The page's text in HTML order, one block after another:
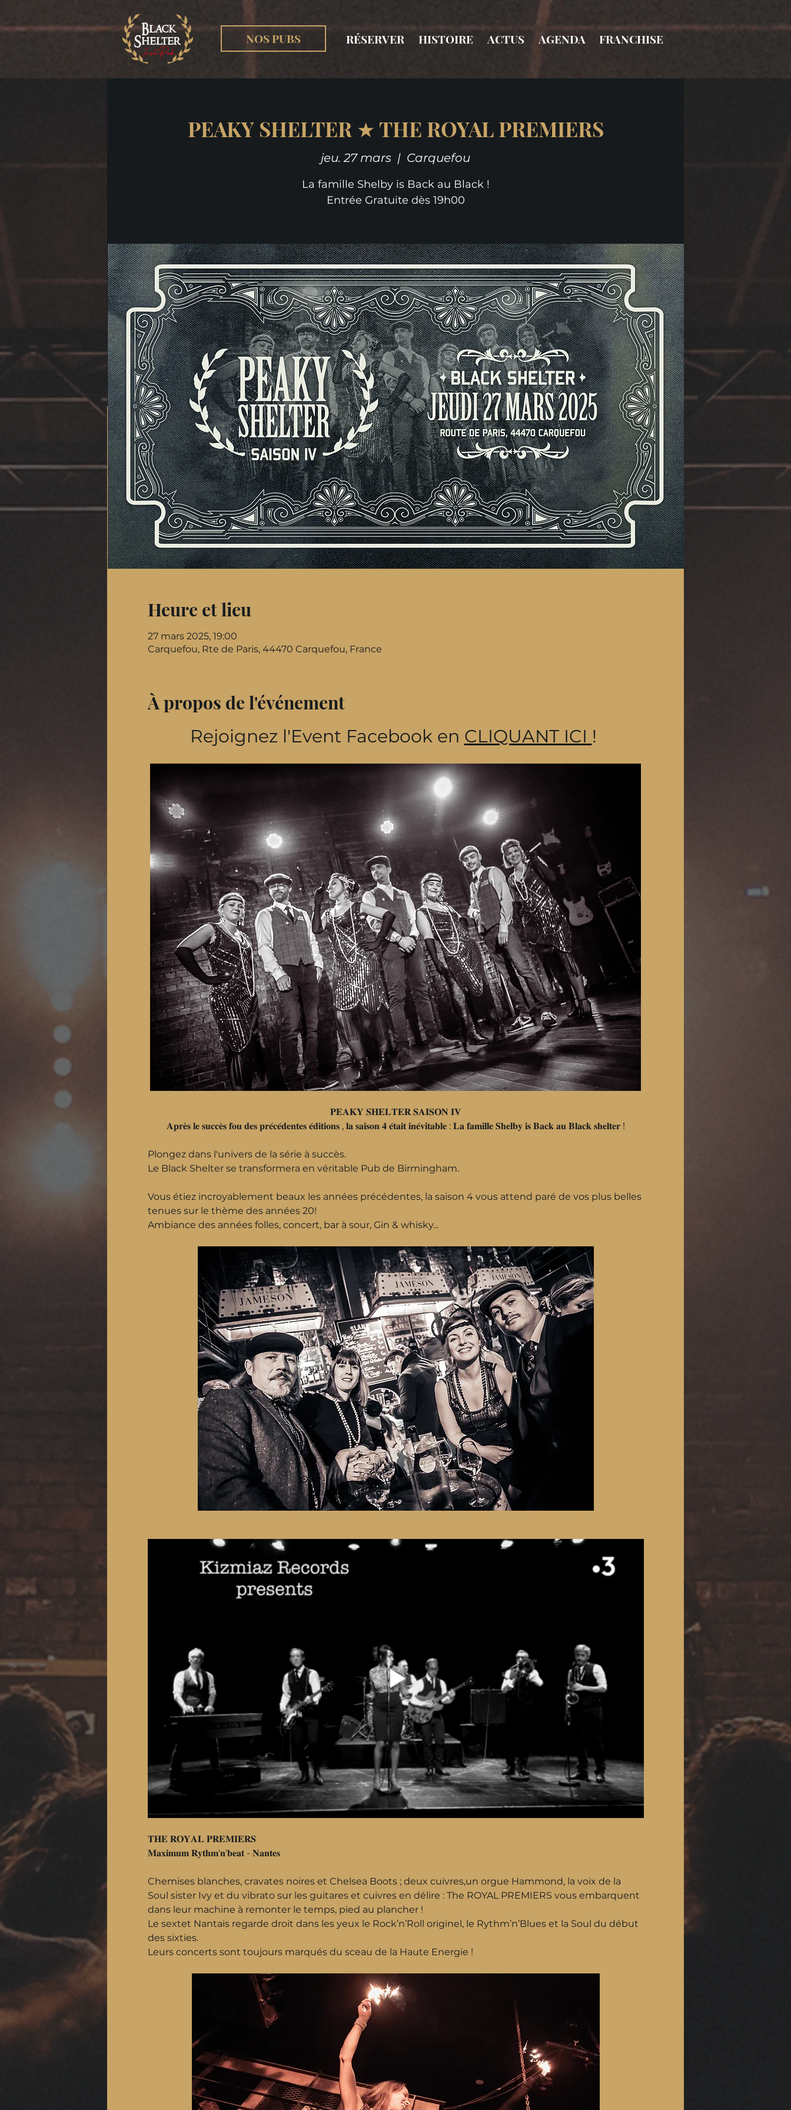
NOS PUBS RÉSERVER HISTOIRE ACTUS AGENDA FRANCHISE
PEAKY SHELTER ★ THE ROYAL PREMIERS
jeu. 27 mars
  |
Carquefou
La famille Shelby is Back au Black !
Entrée Gratuite dès 19h00
Heure et lieu
27 mars 2025, 19:00
Carquefou, Rte de Paris, 44470 Carquefou, France
À propos de l'événement
Rejoignez l'Event Facebook en CLIQUANT ICI !
𝐏𝐄𝐀𝐊𝐘 𝐒𝐇𝐄𝐋𝐓𝐄𝐑 𝐒𝐀𝐈𝐒𝐎𝐍 𝐈𝐕
𝐀𝐩𝐫𝐞̀𝐬 𝐥𝐞 𝐬𝐮𝐜𝐜𝐞̀𝐬 𝐟𝐨𝐮 𝐝𝐞𝐬 𝐩𝐫𝐞́𝐜𝐞́𝐝𝐞𝐧𝐭𝐞𝐬 𝐞́𝐝𝐢𝐭𝐢𝐨𝐧𝐬 , 𝐥𝐚 𝐬𝐚𝐢𝐬𝐨𝐧 𝟒 𝐞́𝐭𝐚𝐢𝐭 𝐢𝐧𝐞́𝐯𝐢𝐭𝐚𝐛𝐥𝐞 : 𝐋𝐚 𝐟𝐚𝐦𝐢𝐥𝐥𝐞 𝐒𝐡𝐞𝐥𝐛𝐲 𝐢𝐬 𝐁𝐚𝐜𝐤 𝐚𝐮 𝐁𝐥𝐚𝐜𝐤 𝐬𝐡𝐞𝐥𝐭𝐞𝐫 !
Plongez dans l'univers de la série à succès.
Le Black Shelter se transformera en véritable Pub de Birmingham.
Vous étiez incroyablement beaux les années précédentes, la saison 4 vous attend paré de vos plus belles
tenues sur le thème des années 20!
Ambiance des années folles, concert, bar à sour, Gin & whisky...
𝐓𝐇𝐄 𝐑𝐎𝐘𝐀𝐋 𝐏𝐑𝐄𝐌𝐈𝐄𝐑𝐒
𝐌𝐚𝐱𝐢𝐦𝐮𝐦 𝐑𝐲𝐭𝐡𝐦'𝐧'𝐛𝐞𝐚𝐭 - 𝐍𝐚𝐧𝐭𝐞𝐬
Chemises blanches, cravates noires et Chelsea Boots ; deux cuivres,un orgue Hammond, la voix de la
Soul sister Ivy et du vibrato sur les guitares et cuivres en délire : The ROYAL PREMIERS vous embarquent
dans leur machine à remonter le temps, pied au plancher !
Le sextet Nantais regarde droit dans les yeux le Rock’n’Roll originel, le Rythm’n’Blues et la Soul du début
des sixties.
Leurs concerts sont toujours marqués du sceau de la Haute Energie !